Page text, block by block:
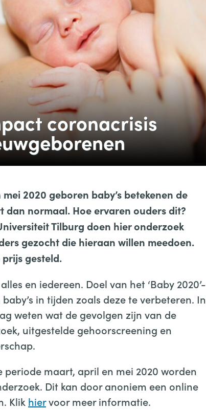
coronacrisis
2020 geboren baby’s betekenen de
normaal. Hoe ervaren ouders dit?
Tilburg doen hier onderzoek
gezocht die hieraan willen meedoen.
gesteld.
en iedereen. Doel van het ‘Baby 2020’-
in tijden zoals deze te verbeteren. In
weten wat de gevolgen zijn van de
uitgestelde gehoorscreening en
maart, april en mei 2020 worden
Dit kan door anoniem een online
Klik hiervoor meer informatie.